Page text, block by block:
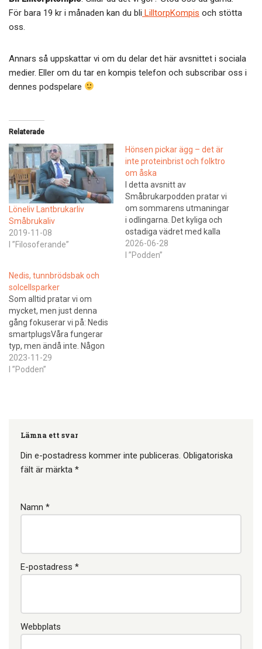
För bara 19 kr i månaden kan du bli LilltorpKompis och stötta
oss.
Annars så uppskattar vi om du delar det här avsnittet i sociala
medier. Eller om du tar en kompis telefon och subscribar oss i
dennes podspelare
Relaterade
Löneliv Lantbrukarliv
Småbrukaliv
2019-11-08
I ”Filosoferande”
Hönsen pickar ägg – det är
inte proteinbrist och folktro
om åska
I detta avsnitt av
Småbrukarpodden pratar vi
om sommarens utmaningar
i odlingarna. Det kyliga och
ostadiga vädret med kalla
nätter har ställt till det för
både chilin och gurkan,
2026-06-28
I ”Podden”
Nedis, tunnbrödsbak och
solcellsparker
Som alltid pratar vi om
mycket, men just denna
gång fokuserar vi på: Nedis
smartplugsVåra fungerar
typ, men ändå inte. Någon
som har tips?
TunnbrödsbaketMattias har
2023-11-29
I ”Podden”
Lämna ett svar
Din e-postadress kommer inte publiceras. Obligatoriska
fält är märkta *
Namn *
E-postadress *
Webbplats